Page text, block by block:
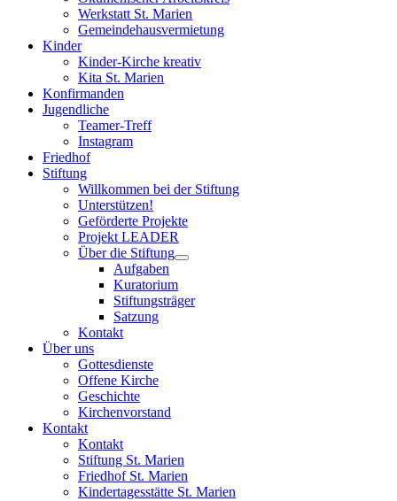
Werkstatt St. Marien
Gemeindehausvermietung
Kinder
Kinder-Kirche kreativ
Kita St. Marien
Konfirmanden
Jugendliche
Teamer-Treff
Instagram
Friedhof
Stiftung
Willkommen bei der Stiftung
Unterstützen!
Geförderte Projekte
Projekt LEADER
Über die Stiftung
Aufgaben
Kuratorium
Stiftungsträger
Satzung
Kontakt
Über uns
Gottesdienste
Offene Kirche
Geschichte
Kirchenvorstand
Kontakt
Kontakt
Stiftung St. Marien
Friedhof St. Marien
Kindertagesstätte St. Marien